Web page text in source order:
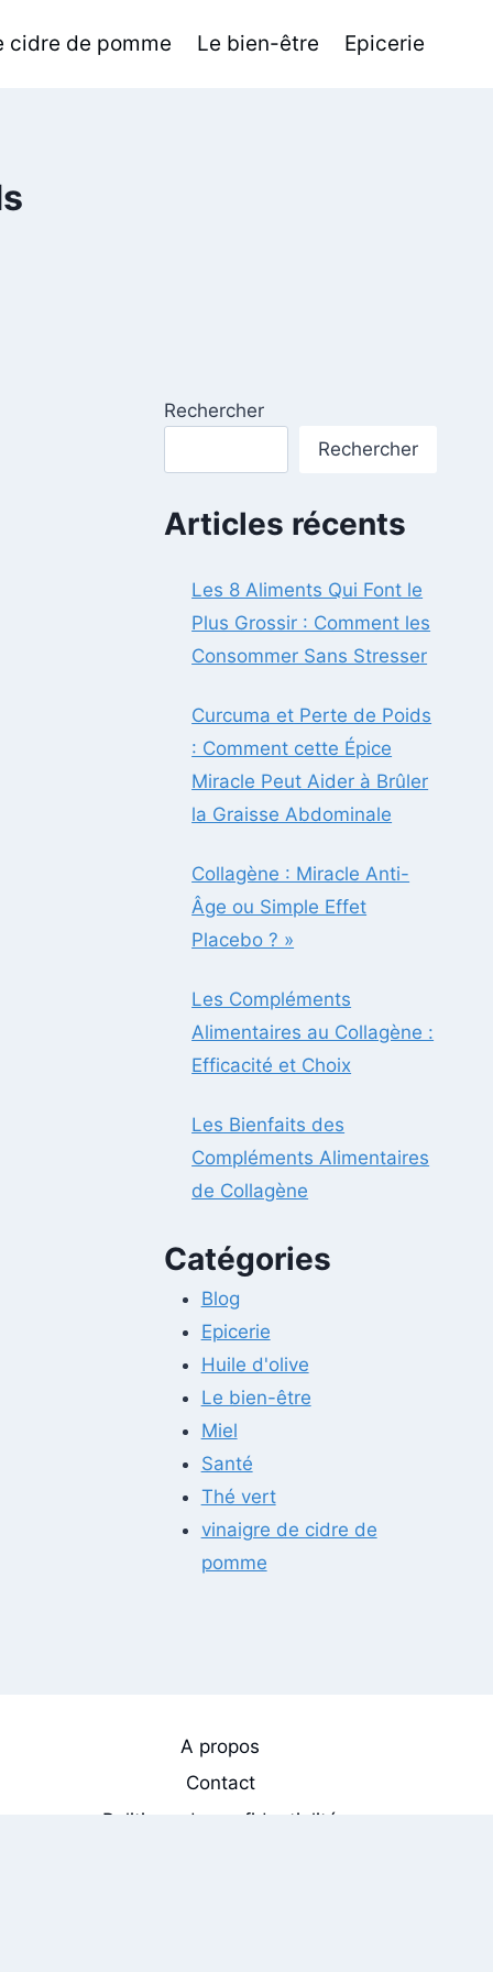
cidre de pomme Le bien-être Epicerie
Rechercher
Rechercher
Articles récents
Les 8 Aliments Qui Font le
Plus Grossir : Comment les
Consommer Sans Stresser
Curcuma et Perte de Poids
: Comment cette Épice
Miracle Peut Aider à Brûler
la Graisse Abdominale
Collagène : Miracle Anti-
Âge ou Simple Effet
Placebo ? »
Les Compléments
Alimentaires au Collagène :
Efficacité et Choix
Les Bienfaits des
Compléments Alimentaires
de Collagène
Catégories
Blog
Epicerie
Huile d'olive
Le bien-être
Miel
Santé
Thé vert
vinaigre de cidre de
pomme
A propos
Contact
Politique de confidentialité